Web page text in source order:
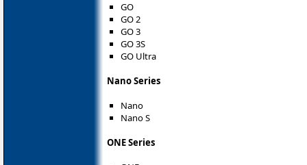
GO
GO 2
GO 3
GO 3S
GO Ultra
Nano Series
Nano
Nano S
ONE Series